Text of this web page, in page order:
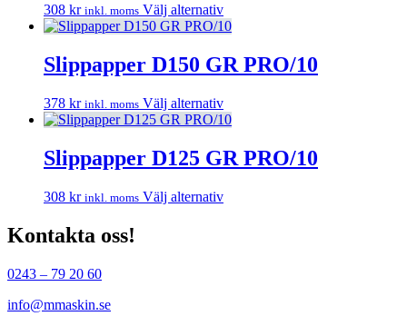
De
olika
kan
väljas
produktsidan
308 kr inkl. moms Välj alternativDen
här
har
flera
De
olika
kan
väljas
produktsidan
Slippapper D150 GR PRO/10
378 kr inkl. moms Välj alternativDen
här
har
flera
De
Slippapper D125 GR PRO/10
308 kr inkl. moms Välj alternativDen
Kontakta oss!
0243 – 79 20 60
info@mmaskin.se